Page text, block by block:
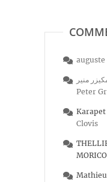
auguste
Peter
Karapet
Clovis